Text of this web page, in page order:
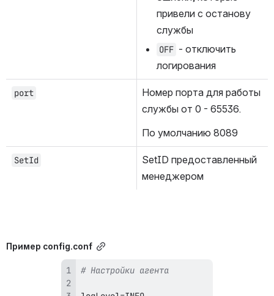
привели с останову
службы
OFF - отключить
логирования
port
Номер порта для работы
службы от 0 - 65536.
По умолчанию 8089
SetId
SetID предоставленный
менеджером
Пример config.conf
# Настройки агента